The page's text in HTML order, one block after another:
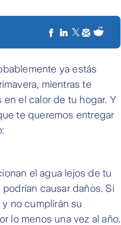
ya estás
mientras te
el calor de tu hogar. Y
te queremos entregar
el agua lejos de tu
causar daños. Si
no cumplirán su
lo menos una vez al año.